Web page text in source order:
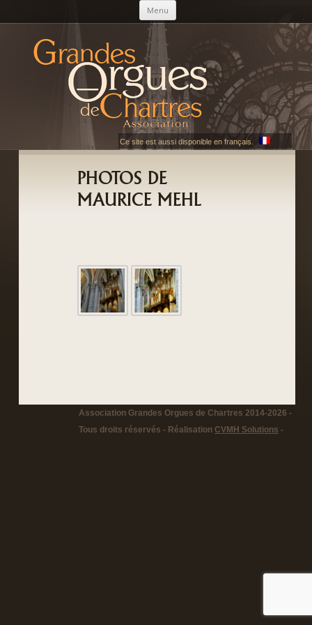
Menu Skip to content
AGOC
Les Grandes Orgues de Chartres
Ce site est aussi disponible en français.
PHOTOS DE
MAURICE MEHL
Association Grandes Orgues de Chartres 2014-2026 -
Tous droits réservés - Réalisation CVMH Solutions -